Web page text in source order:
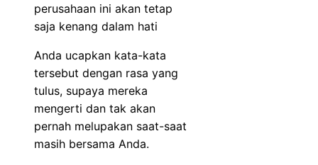
perusahaan ini akan tetap
saja kenang dalam hati
Anda ucapkan kata-kata
tersebut dengan rasa yang
tulus, supaya mereka
mengerti dan tak akan
pernah melupakan saat-saat
masih bersama Anda.